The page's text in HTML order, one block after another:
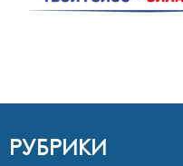
РУБРИКИ